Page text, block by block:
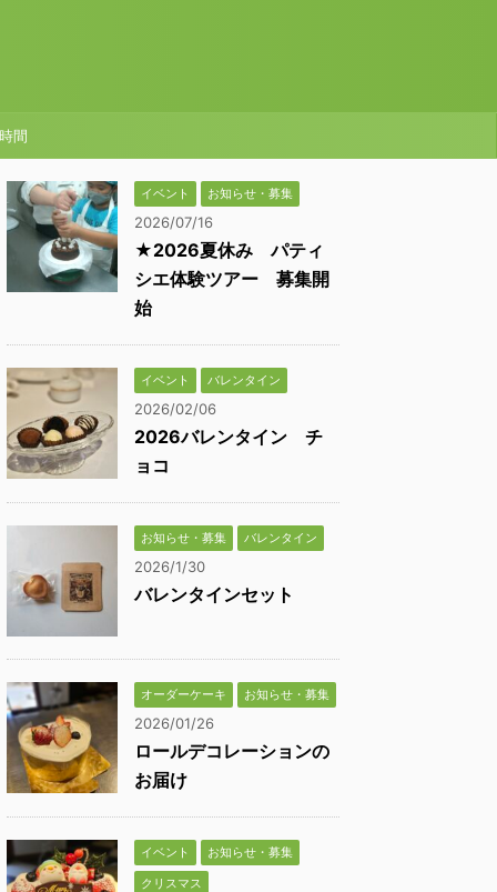
間
イベント お知らせ・募集
2026/07/16
★2026夏休み パティ
シエ体験ツアー 募集開
始
イベント バレンタイン
2026/02/06
2026バレンタイン チ
ョコ
お知らせ・募集 バレンタイン
2026/1/30
バレンタインセット
オーダーケーキ お知らせ・募集
2026/01/26
ロールデコレーションの
お届け
イベント
お知らせ・募集
クリスマス